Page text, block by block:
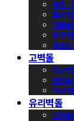
백고ㆍ
컬러벽
가공벽
유약벽
국내롱
고벽돌
적고벽
청고벽
백고벽
유리벽돌
유리벽